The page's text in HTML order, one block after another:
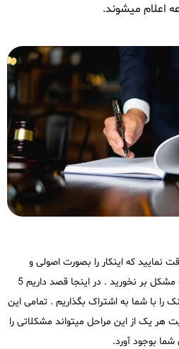
اعلام میشوند.
نمایید که اینکار را بصورت اصولی و
قانونی انجام دهید که در آینده به مشکل بر نخورید . در اینجا قصد داریم 5
را با شما به اشتراک بگذاریم . تمامی این
هر یک از این مراحل میتواند مشکلاتی را
بوجود آورد.